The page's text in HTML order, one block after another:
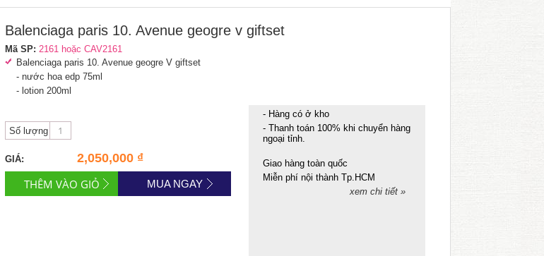
Còn hàng
Balenciaga paris 10. Avenue geogre v giftset
Mã SP: 2161 hoặc CAV2161
Balenciaga paris 10. Avenue geogre V giftset
- nước hoa edp 75ml
- lotion 200ml
Số lượng
GIÁ: 2,050,000 ₫
MUA NGAY
- Hàng có ở kho
- Thanh toán 100% khi chuyển hàng
ngoại tỉnh.
Giao hàng toàn quốc
Miễn phí nội thành Tp.HCM
xem chi tiết »